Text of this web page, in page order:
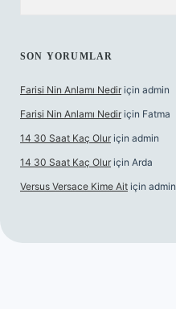
SON YORUMLAR
Farisi Nin Anlamı Nedir için admin
Farisi Nin Anlamı Nedir için Fatma
14 30 Saat Kaç Olur için admin
14 30 Saat Kaç Olur için Arda
Versus Versace Kime Ait için admin